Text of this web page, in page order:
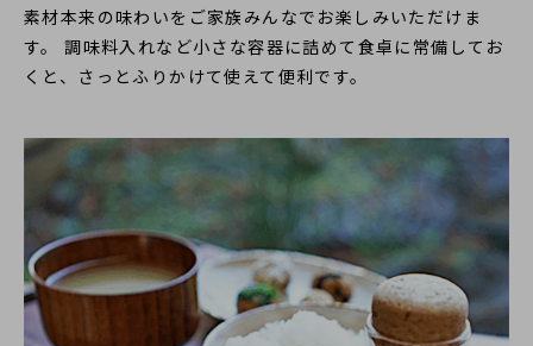
素材本来の味わいをご家族みんなでお楽しみいただけま
す。 調味料入れなど小さな容器に詰めて食卓に常備してお
くと、さっとふりかけて使えて便利です。